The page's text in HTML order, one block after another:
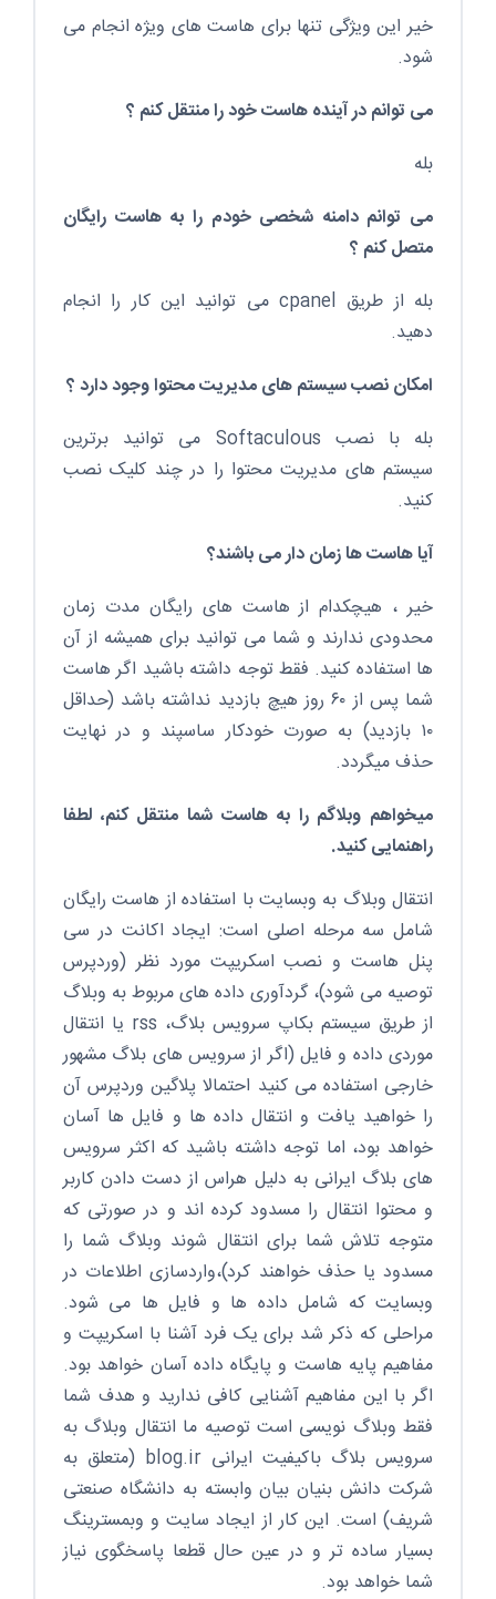
خیر این ویژگی تنها برای هاست های ویژه انجام می
شود.
می توانم در آینده هاست خود را منتقل کنم ؟
بله
می توانم دامنه شخصی خودم را به هاست رایگان
متصل کنم ؟
بله از طریق cpanel می توانید این کار را انجام
دهید.
امکان نصب سیستم های مدیریت محتوا وجود دارد ؟
بله با نصب Softaculous می توانید برترین
سیستم های مدیریت محتوا را در چند کلیک نصب
کنید.
آیا هاست ها زمان دار می باشند؟
خیر ، هیچکدام از هاست های رایگان مدت زمان
محدودی ندارند و شما می توانید برای همیشه از آن
ها استفاده کنید. فقط توجه داشته باشید اگر هاست
شما پس از ۶۰ روز هیچ بازدید نداشته باشد (حداقل
۱۰ بازدید) به صورت خودکار ساسپند و در نهایت
حذف میگردد.
میخواهم وبلاگم را به هاست شما منتقل کنم، لطفا
راهنمایی کنید.
انتقال وبلاگ به وبسایت با استفاده از هاست رایگان
شامل سه مرحله اصلی است: ایجاد اکانت در سی
پنل هاست و نصب اسکریپت مورد نظر (وردپرس
توصیه می شود)، گردآوری داده های مربوط به وبلاگ
از طریق سیستم بکاپ سرویس بلاگ، rss یا انتقال
موردی داده و فایل (اگر از سرویس های بلاگ مشهور
خارجی استفاده می کنید احتمالا پلاگین وردپرس آن
را خواهید یافت و انتقال داده ها و فایل ها آسان
خواهد بود، اما توجه داشته باشید که اکثر سرویس
های بلاگ ایرانی به دلیل هراس از دست دادن کاربر
و محتوا انتقال را مسدود کرده اند و در صورتی که
متوجه تلاش شما برای انتقال شوند وبلاگ شما را
مسدود یا حذف خواهند کرد)،واردسازی اطلاعات در
وبسایت که شامل داده ها و فایل ها می شود.
مراحلی که ذکر شد برای یک فرد آشنا با اسکریپت و
مفاهیم پایه هاست و پایگاه داده آسان خواهد بود.
اگر با این مفاهیم آشنایی کافی ندارید و هدف شما
فقط وبلاگ نویسی است توصیه ما انتقال وبلاگ به
سرویس بلاگ باکیفیت ایرانی blog.ir (متعلق به
شرکت دانش بنیان بیان وابسته به دانشگاه صنعتی
شریف) است. این کار از ایجاد سایت و وبمسترینگ
بسیار ساده تر و در عین حال قطعا پاسخگوی نیاز
شما خواهد بود.